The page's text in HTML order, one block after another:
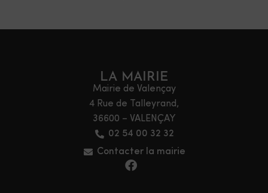
LA MAIRIE
Mairie de Valençay
4 Rue de Talleyrand,
36600 – VALENÇAY
02 54 00 32 32
Contacter la mairie